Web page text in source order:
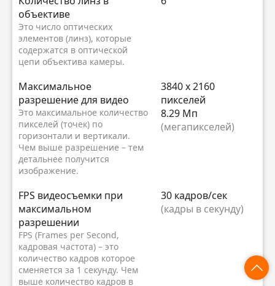
объективе
Это число оптических
элементов (линз), которые
содержатся в оптической
цепи объектива камеры.
Максимальное
разрешение для видео
Это максимальное количество
пикселей (точек) по
горизонтали и вертикали.
Чем выше разрешение – тем
детальнее получится
изображение.
3840 x 2160
пикселей
8.29 Мп
(мегапикселей)
FPS видеосъемки при
максимальном
разрешении
FPS (Frames per Second,
кадровая частота) – это
количество кадров которое
сменяется за 1 секунду. Чем
выше количество кадров в
30 кадров/сек
(кадры в секунду)